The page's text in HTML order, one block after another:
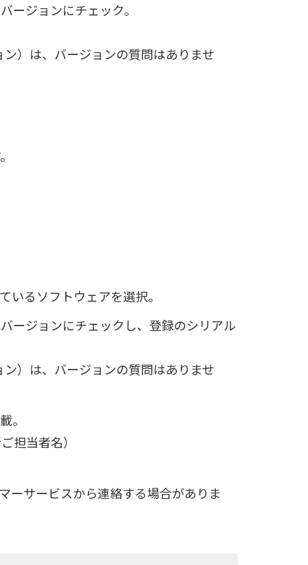
ージョンにチェック。
）は、バージョンの質問はありませ
いるソフトウェアを選択。
ージョンにチェックし、登録のシリアル
）は、バージョンの質問はありませ
。
担当者名）
ーサービスから連絡する場合がありま